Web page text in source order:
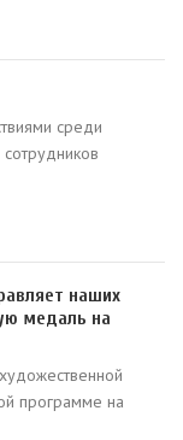
среди
наших
медаль на
программе на